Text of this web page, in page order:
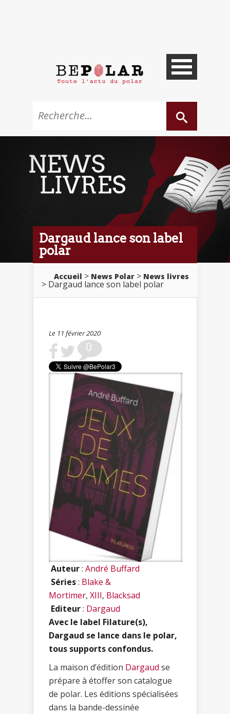
Dargaud lance son label
polar
Accueil > News Polar > News livres
> Dargaud lance son label polar
Le 11 février 2020
0
Auteur: André Buffard
Séries: Blake &
Mortimer, XIII, Blacksad
Editeur: Dargaud
Avec le label Filature(s),
Dargaud se lance dans le polar,
tous supports confondus.
La maison d’édition Dargaud se
prépare à étoffer son catalogue
de polar. Les éditions spécialisées
dans la bande-dessinée